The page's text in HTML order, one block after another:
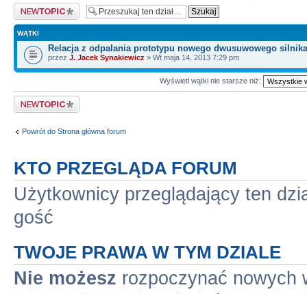
Napisz wątek
WĄTKI
Relacja z odpalania prototypu nowego dwusuwowego silnika
przez J. Jacek Synakiewicz » Wt maja 14, 2013 7:29 pm
Wyświetl wątki nie starsze niż:
Napisz wątek
Powrót do Strona główna forum
KTO PRZEGLĄDA FORUM
Użytkownicy przeglądający ten
gość
TWOJE PRAWA W TYM DZIALE
Nie możesz rozpoczynać nowych